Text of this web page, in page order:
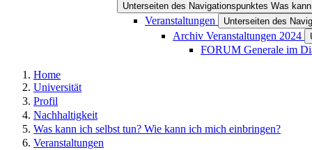
Unterseiten des Navigationspunktes Was
Veranstaltungen Unterseiten des
Archiv Veranstaltungen 2024
FORUM Generale im
Home
Universität
Profil
Nachhaltigkeit
Was kann ich selbst tun? Wie kann ich mich einbringen?
Veranstaltungen